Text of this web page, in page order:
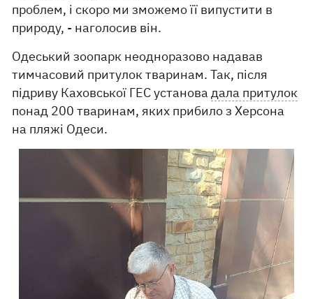
проблем, і скоро ми зможемо її випустити в
природу, - наголосив він.
Одеський зоопарк неодноразово надавав
тимчасовий притулок тваринам. Так, після
підриву Каховської ГЕС установадала притулок
понад 200 тваринам, яких прибило з Херсона
на пляжі Одеси.